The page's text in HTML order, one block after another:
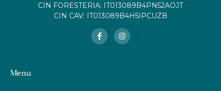
CIN FORESTERIA: IT013089B4PN52AOJT
CIN CAV: IT013089B4H5IPCUZB
Menu